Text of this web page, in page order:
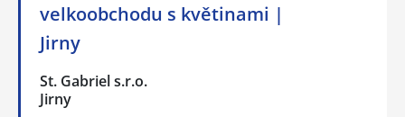
velkoobchodu s květinami |
Jirny
St. Gabriel s.r.o.
Jirny